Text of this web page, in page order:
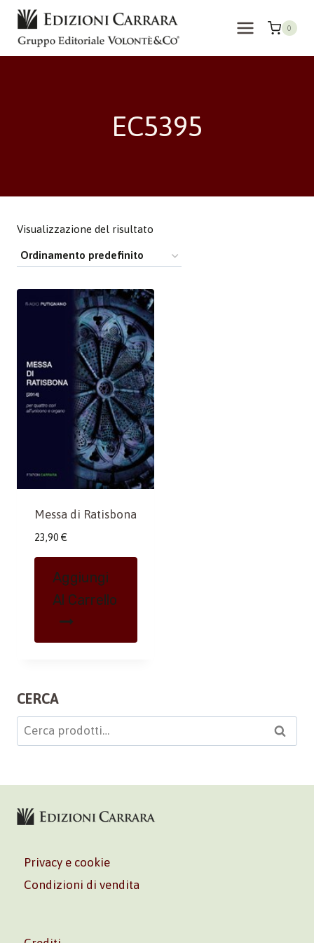
Salta
contenuto
0
EC5395
Visualizzazione del risultato
Messa di Ratisbona
23,90 €
Aggiungi
Al Carrello
CERCA
Cerca: Cerca
Privacy e cookie
Condizioni di vendita